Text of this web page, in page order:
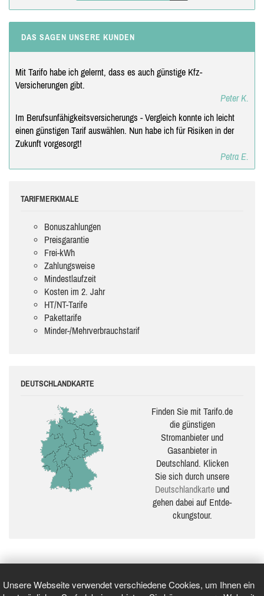
Unsere Webseite verwendet verschiedene Cookies, um Ihnen ein
DAS SAGEN UNSERE KUNDEN
Mit Tarifo habe ich gelernt, dass es auch günstige Kfz-
Versicherungen gibt.
Peter K.
Im Berufsunfähigkeitsversicherungs - Vergleich konnte ich leicht
einen günstigen Tarif auswählen. Nun habe ich für Risiken in der
Zukunft vorgesorgt!
Petra E.
TARIFMERKMALE
Bonuszahlungen
Preisgarantie
Frei-kWh
Zahlungsweise
Mindestlaufzeit
Kosten im 2. Jahr
HT/NT-Tarife
Pakettarife
Minder-/Mehrverbrauchstarif
DEUTSCHLANDKARTE
Finden Sie mit Tarifo.de
die güns­ti­gen
Stromanbieter und
Gasanbieter in
Deutschland. Klicken
Sie sich durch unsere
Deutsch­land­karte und
gehen dabei auf Ent­de­
ckungs­tour.